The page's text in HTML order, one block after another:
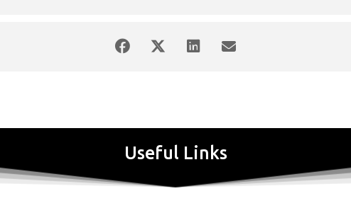
Useful Links